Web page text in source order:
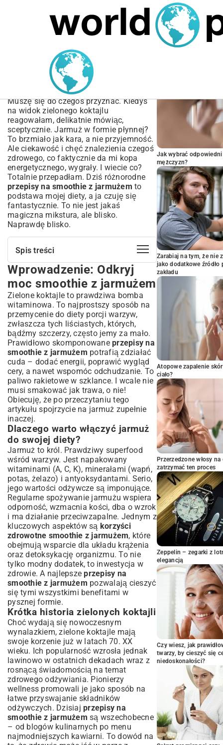
MARIUSZ ŁAMAGA 04.10.2025
Przepisy na Smoothie z
Jarmużem – Odkryj
Zieloną Moc
Muszę się do czegoś przyznać. Kiedyś
na widok zielonego koktajlu
reagowałam, delikatnie mówiąc,
sceptycznie. Jarmuż w formie płynnej?
To brzmiało jak kara, a nie przyjemność.
Ale ciekawość i chęć znalezienia czegoś
zdrowego, co faktycznie da mi kopa
energetycznego, wygrały. I wiecie co?
Totalnie przepadłam. Dziś różnorodne
przepisy na smoothie z jarmużem to
podstawa mojej diety, a ja czuję się
fantastycznie. To nie jest jakaś
magiczna mikstura, ale blisko.
Naprawdę blisko.
Spis treści
Wprowadzenie: Odkryj moc smoothie z
jarmużem
Dlaczego warto włączyć jarmuż do swojej
diety?
Krótka historia zielonych koktajli
Podstawowe składniki idealnego
smoothie z jarmużem
Jarmuż – jaki wybrać i jak przygotować?
Owoce i warzywa idealne do połączenia z
jarmużem
Dodatki, które wzbogacą smak i wartości
odżywcze
Przepisy na smoothie z jarmużem dla
każdego
Energetyczne smoothie na dobry początek
dnia
Oczyszczające smoothie detoks z
jarmużem
Słodkie smoothie z jarmużem dla dzieci
Praktyczne porady dotyczące
przygotowania smoothie z jarmużem
Jak uniknąć goryczki jarmużu w smoothie?
Blender – jaki wybrać do zielonych koktajli?
Przechowywanie smoothie – jak długo i w
jaki sposób?
Jarmużowe smoothie w codziennej
diecie
Smoothie jako posiłek czy dodatek?
Kiedy najlepiej pić smoothie z jarmużem?
Jak włączyć smoothie z jarmużem do
planu odchudzania?
Podsumowanie: Zielona moc na
wyciągnięcie ręki
Wprowadzenie: Odkryj
moc smoothie z jarmużem
Zielone koktajle to prawdziwa bomba
witaminowa. To najprostszy sposób na
przemycenie do diety porcji warzyw,
zwłaszcza tych liściastych, których,
bądźmy szczerzy, często jemy za mało.
Prawidłowo skomponowane przepisy na
smoothie z jarmużem potrafią zdziałać
cuda – dodać energii, poprawić wygląd
cery, a nawet wspomóc odchudzanie. To
paliwo rakietowe w szklance. I wcale nie
musi smakować jak trawa, o nie!
Obiecuję, że po przeczytaniu tego
artykułu spojrzycie na jarmuż zupełnie
inaczej.
Dlaczego warto włączyć jarmuż
do swojej diety?
Jarmuż to król. Prawdziwy superfood
wśród warzyw. Jest napakowany
witaminami (A, C, K), minerałami (wapń,
potas, żelazo) i antyoksydantami. Serio,
jego wartości odżywcze są imponujące.
Regularne spożywanie jarmużu wspiera
odporność, wzmacnia kości, dba o wzrok
i ma działanie przeciwzapalne. Jednym z
kluczowych aspektów są korzyści
zdrowotne smoothie z jarmużem, które
obejmują wsparcie dla układu krążenia
oraz detoksykację organizmu. To nie
tylko modny dodatek, to inwestycja w
zdrowie. A najlepszeprzepisy na
smoothie z jarmużem pozwalają cieszyć
się tymi wszystkimi benefitami w
pysznej formie.
Krótka historia zielonych koktajli
Choć wydają się nowoczesnym
wynalazkiem, zielone koktajle mają
swoje korzenie już w latach 70. XX
wieku. Ich popularność wzrosła jednak
lawinowo w ostatnich dekadach wraz z
rosnącą świadomością na temat
zdrowego odżywiania. Pionierzy
wellness promowali je jako sposób na
łatwe przyswajanie składników
odżywczych. Dzisiaj przepisy na
smoothie z jarmużem są wszechobecne
– od blogów kulinarnych po menu
najmodniejszych kawiarni. To dowód na
Jak wybrać
mężczyzn?
Zarabiaj na tym, że nie
jako dodatkowe
zakładu
Atopowe zapalenie
ciało?
Przerzedzone włosy
zatrzymać ten proces
Zeppelin – zegarki z
elegancją
Czy wiesz, jak
twarzy, by cieszyć się
niedoskonałości?